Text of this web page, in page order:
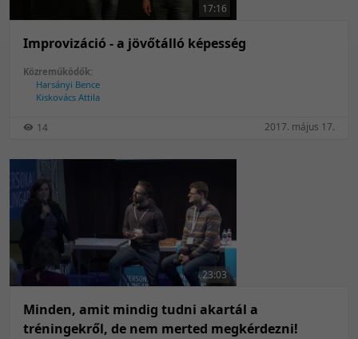
17:16
Improvizáció - a jövőtálló képesség
Közreműködők:
Harsányi Bence
Kiskovács Attila
14 2017. május 17.
23:03
Minden, amit mindig tudni akartál a
tréningekről, de nem merted megkérdezni!